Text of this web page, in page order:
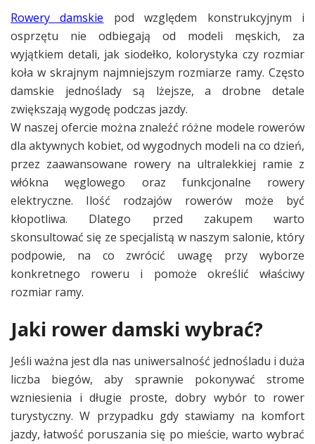
Rowery damskie pod względem konstrukcyjnym i
osprzętu nie odbiegają od modeli męskich, za
wyjątkiem detali, jak siodełko, kolorystyka czy rozmiar
koła w skrajnym najmniejszym rozmiarze ramy. Często
damskie jednoślady są lżejsze, a drobne detale
zwiększają wygodę podczas jazdy.
W naszej ofercie można znaleźć różne modele rowerów
dla aktywnych kobiet, od wygodnych modeli na co dzień,
przez zaawansowane rowery na ultralekkiej ramie z
włókna węglowego oraz funkcjonalne rowery
elektryczne. Ilość rodzajów rowerów może być
kłopotliwa. Dlatego przed zakupem warto
skonsultować się ze specjalistą w naszym salonie, który
podpowie, na co zwrócić uwagę przy wyborze
konkretnego roweru i pomoże określić właściwy
rozmiar ramy.
Jaki rower damski wybrać?
Jeśli ważna jest dla nas uniwersalność jednośladu i duża
liczba biegów, aby sprawnie pokonywać strome
wzniesienia i długie proste, dobry wybór to rower
turystyczny. W przypadku gdy stawiamy na komfort
jazdy, łatwość poruszania się po mieście, warto wybrać